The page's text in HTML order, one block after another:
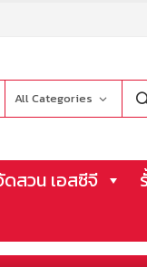
All Categories
สวน เอสซีจี